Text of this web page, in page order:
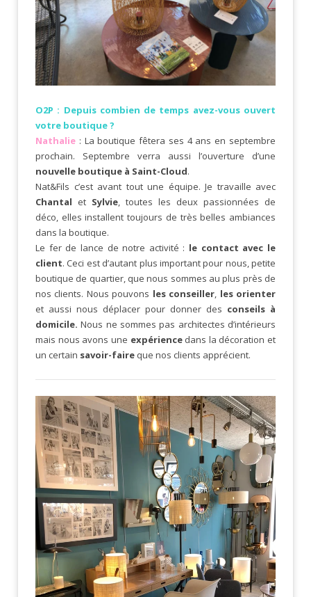
O2P : Depuis combien de temps avez-vous ouvert
votre boutique ?
Nathalie : La boutique fêtera ses 4 ans en septembre
prochain. Septembre verra aussi l’ouverture d’une
nouvelle boutique à Saint-Cloud.
Nat&Fils c’est avant tout une équipe. Je travaille avec
Chantal et Sylvie , toutes les deux passionnées de
déco, elles installent toujours de très belles ambiances
dans la boutique.
Le fer de lance de notre activité : le contact avec le
client. Ceci est d’autant plus important pour nous, petite
boutique de quartier, que nous sommes au plus près de
nos clients. Nous pouvons les conseiller les orienter
et aussi nous déplacer pour donner des conseils à
domicile. Nous ne sommes pas architectes d’intérieurs
mais nous avons une expériencedans la décoration et
un certain savoir-faire que nos clients apprécient.